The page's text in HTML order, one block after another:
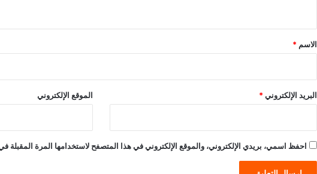
*
الاسم *
البريد الإلكتروني* الموقع الإلكتروني
احفظ اسمي، بريدي الإلكتروني، والموقع الإلكتروني في هذا المتصفح لاستخدامها المرة المقبلة